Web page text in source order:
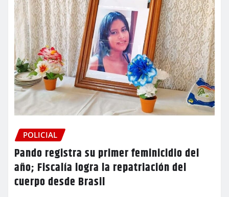
POLICIAL
Pando registra su primer feminicidio del
año; Fiscalía logra la repatriación del
cuerpo desde Brasil